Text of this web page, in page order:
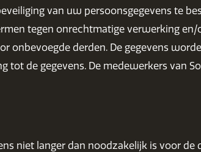
van uw persoonsgegevens te
tegen onrechtmatige verwerking
onbevoegde derden. De gegevens
tot de gegevens. De medewerkers van
niet langer dan noodzakelijk is voor